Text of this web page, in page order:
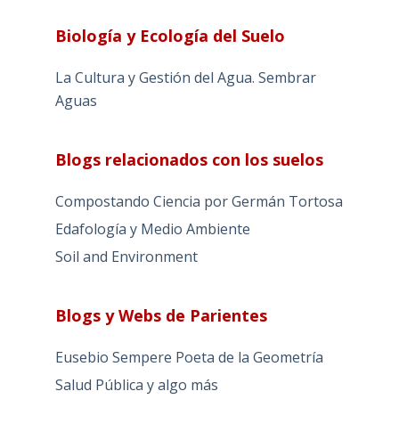
Biología y Ecología del Suelo
La Cultura y Gestión del Agua. Sembrar
Aguas
Blogs relacionados con los suelos
Compostando Ciencia por Germán Tortosa
Edafología y Medio Ambiente
Soil and Environment
Blogs y Webs de Parientes
Eusebio Sempere Poeta de la Geometría
Salud Pública y algo más